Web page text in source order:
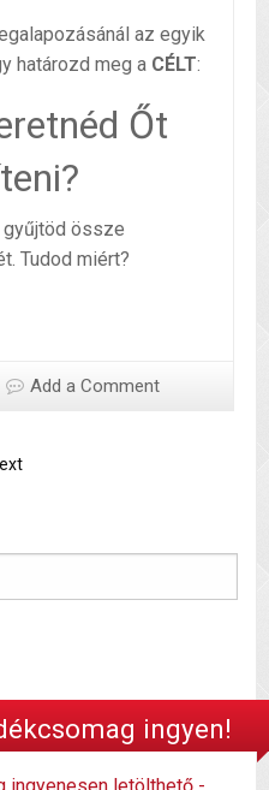
az egyik
határozd meg a CÉLT:
Őt
gyűjtöd össze
Tudod miért?
Add a Comment
ingyen!